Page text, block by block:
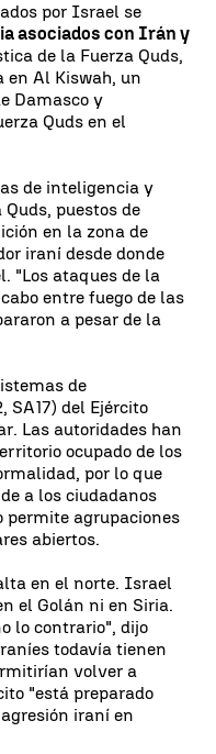
por Israel se
asociados con Irán y
de la Fuerza Quds,
Al Kiswah, un
Damasco y
Quds en el
de inteligencia y
puestos de
en la zona de
iraní desde donde
"Los ataques de la
entre fuego de las
a pesar de la
de
SA17) del Ejército
Las autoridades han
ocupado de los
por lo que
a los ciudadanos
agrupaciones
abiertos.
en el norte. Israel
el Golán ni en Siria.
lo contrario", dijo
todavía tienen
volver a
"está preparado
iraní en